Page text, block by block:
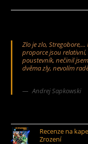
Zlo je zlo,
proporce jsou
poustevník, nečinil
dvěma zly, nevolím
Andrej Sapkowski
Recenze na
Zrození